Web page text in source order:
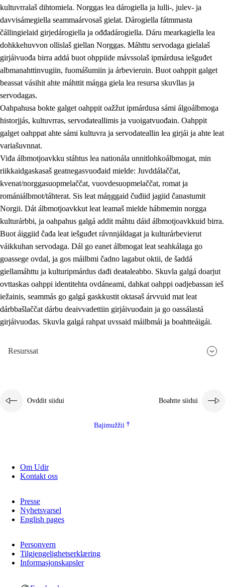
kultuvrralaš dihtomiela. Norggas lea dárogiella ja lulli-, julev- ja
davvisámegiella seammaárvosaš gielat. Dárogiella fátmmasta
čállingielaid girjedárogiella ja ođđadárogiella. Dáru mearkagiella lea
dohkkehuvvon ollislaš giellan Norggas. Máhttu servodaga gielalaš
girjáivuođa birra addá buot ohppiide mávssolaš ipmárdusa iešguđet
albmanahttinvugiin, fuomášumiin ja árbevieruin. Buot oahppit galget
beassat vásihit ahte máhttit máŋga giela lea resursa skuvllas ja
servodagas.
Oahpahusa bokte galget oahppit oažžut ipmárdusa sámi álgoálbmoga
historjjás, kultuvrras, servodateallimis ja vuoigatvuođain. Oahppit
galget oahppat ahte sámi kultuvra ja servodateallin lea girjái ja ahte leat
variašuvnnat.
Viđa álbmotjoavkku stáhtus lea nationála unnitlohkoálbmogat, min
riikkaidgaskasaš geatnegasvuođaid mielde: Juvddálaččat,
kvenat/norggasuopmelaččat, vuovdesuopmelaččat, romat ja
romániálbmot/táhterat. Sis leat máŋggaid čuđiid jagiid čanastumit
Norgii. Dát álbmotjoavkkut leat leamaš mielde hábmemin norgga
kulturárbbi, ja oahpahus galgá addit máhtu dáid álbmotjoavkkuid birra.
Buot áiggiid čađa leat iešguđet rávnnjáldagat ja kulturárbevierut
váikkuhan servodaga. Dál go eanet álbmogat leat seahkálaga go
goassege ovdal, ja gos máilbmi čadno lagabut oktii, de šaddá
giellamáhttu ja kulturipmárdus dađi deaŧaleabbo. Skuvla galgá doarjut
ovttaskas oahppi identitehta ovdáneami, dahkat oahppi oadjebassan ieš
iežainis, seammás go galgá gaskkustit oktasaš árvvuid mat leat
dárbbašlaččat dárbu deaivvadettiin girjáivuođain ja go oassálastá
girjáivuođas. Skuvla galgá rahpat uvssaid máilbmái ja boahtteáigái.
Resurssat
Ovddit siidui Boahtte siidui
Bajimužžii
Om Udir
Kontakt oss
Presse
Nyhetsvarsel
English pages
Personvern
Tilgjengelighetserklæring
Informasjonskapsler